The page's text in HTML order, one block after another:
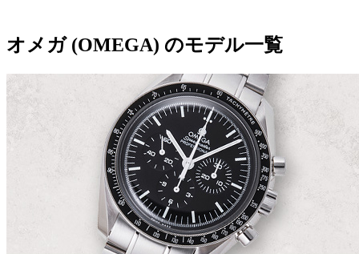
オメガ (OMEGA) のモデル一覧